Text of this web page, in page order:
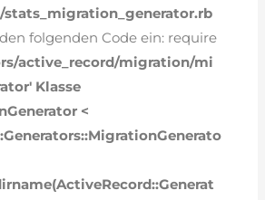
stats_migration_generator.rb
folgenden Code ein: require
active_record/migration/mi
Klasse
<